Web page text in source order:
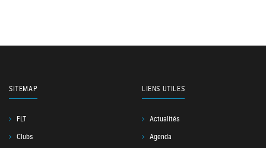
SITEMAP
FLT
Clubs
LIENS UTILES
Actualités
Agenda